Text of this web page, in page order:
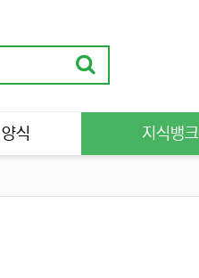
식 지식뱅크